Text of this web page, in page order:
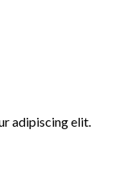
adipiscing elit.